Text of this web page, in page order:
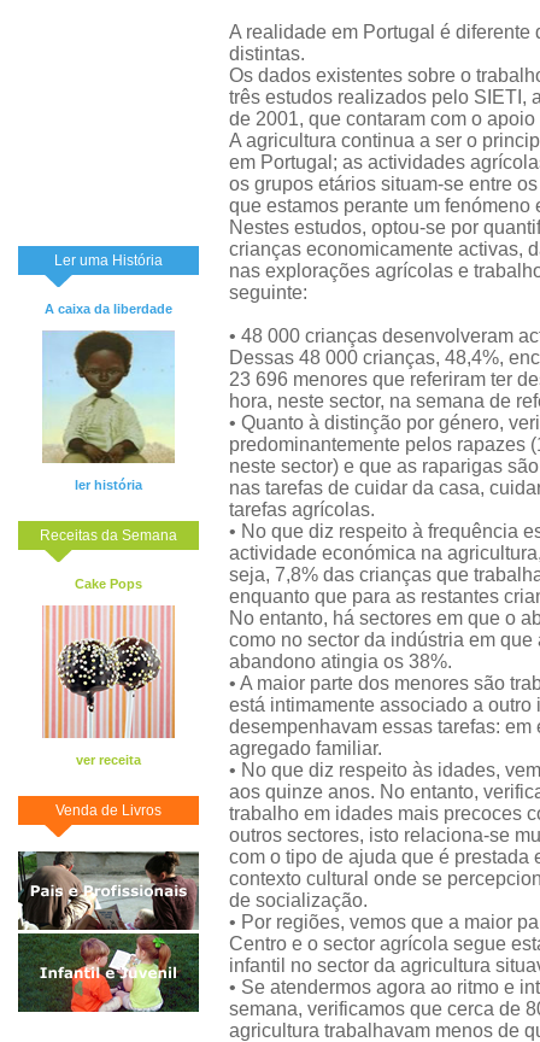
Ler uma História
A caixa da liberdade
ler história
Receitas da Semana
Cake Pops
ver receita
Venda de Livros
A realidade em Portugal é
distintas.
Os dados existentes sobre o
três estudos realizados pelo SIETI,
de 2001, que contaram com o
A agricultura continua a ser o
em Portugal; as actividades
os grupos etários situam-se entre
que estamos perante um fenómeno
Nestes estudos, optou-se por
crianças economicamente activas,
nas explorações agrícolas e
seguinte:
• 48 000 crianças desenvolveram
Dessas 48 000 crianças, 48,4%,
23 696 menores que referiram ter
hora, neste sector, na semana de
• Quanto à distinção por género,
predominantemente pelos rapazes
neste sector) e que as raparigas
nas tarefas de cuidar da casa,
tarefas agrícolas.
• No que diz respeito à frequência
actividade económica na
seja, 7,8% das crianças que
enquanto que para as restantes
No entanto, há sectores em que o
como no sector da indústria em
abandono atingia os 38%.
• A maior parte dos menores são
está intimamente associado a
desempenhavam essas tarefas:
agregado familiar.
• No que diz respeito às idades,
aos quinze anos. No entanto,
trabalho em idades mais precoces
outros sectores, isto relaciona-se
com o tipo de ajuda que é prestada
contexto cultural onde se
de socialização.
• Por regiões, vemos que a maior
Centro e o sector agrícola segue
infantil no sector da agricultura
• Se atendermos agora ao ritmo e
semana, verificamos que cerca de
agricultura trabalhavam menos de